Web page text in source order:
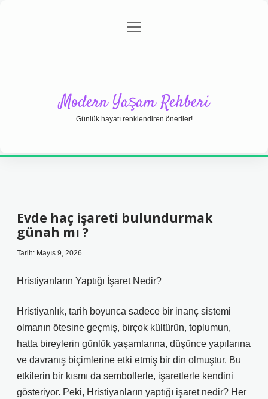
Gizlilik Politikası
menüyü
Modern Yaşam Rehberi
Günlük hayatı renklendiren öneriler!
Evde haç işareti bulundurmak
günah mı ?
Tarih: Mayıs 9, 2026
Hristiyanların Yaptığı İşaret Nedir?
Hristiyanlık, tarih boyunca sadece bir inanç sistemi
olmanın ötesine geçmiş, birçok kültürün, toplumun,
hatta bireylerin günlük yaşamlarına, düşünce yapılarına
ve davranış biçimlerine etki etmiş bir din olmuştur. Bu
etkilerin bir kısmı da sembollerle, işaretlerle kendini
gösteriyor. Peki, Hristiyanların yaptığı işaret nedir? Her